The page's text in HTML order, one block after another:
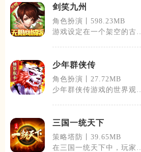
剑笑九州
角色扮演丨598.23MB
游戏设定在一个架空的古代
少年群侠传
角色扮演丨27.72MB
少年群侠传游戏的世界观宏
三国一统天下
策略塔防丨39.65MB
在三国一统天下中，玩家不